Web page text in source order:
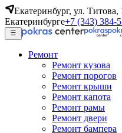
Екатеринбург, ул. Титова,
Екатеринбурге+7 (343) 384-
Ремонт
Ремонт кузова
Ремонт порогов
Ремонт крыши
Ремонт капота
Ремонт рамы
Ремонт двери
Ремонт бампера